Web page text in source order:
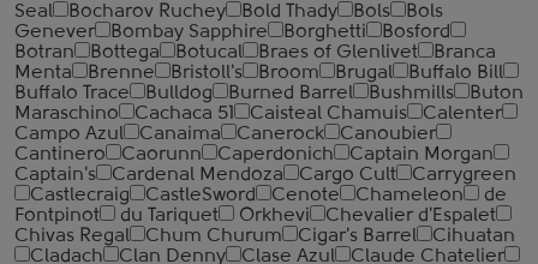
Seal
Bocharov Ruchey Bold Thady Bols
Bols
Genever
Bombay Sapphire Borghetti
Bosford
Botran
Bottega Botucal Braes of Glenlivet
Branca
Menta
Brenne Bristoll's Broom Brugal
Buffalo Bill
Buffalo Trace
Bulldog Burned Barrel Bushmills
Buton
Maraschino
Cachaca 51 Caisteal Chamuis
Calenter
Campo Azul
Canaima Canerock
Canoubier
Cantinero
Caorunn Caperdonich
Captain Morgan
Captain's
Cardenal Mendoza Cargo Cult
Carrygreen
Castlecraig
CastleSword Cenote Chameleon
de
Fontpinot
du Tariquet Orkhevi
Chevalier d'Espalet
Chivas Regal
Chum Churum Cigar's Barrel
Cihuatan
Cladach
Clan Denny Clase Azul
Claude Chatelier